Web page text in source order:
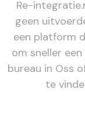
Re-
geen
een platform
om sneller
bureau in Oss
te